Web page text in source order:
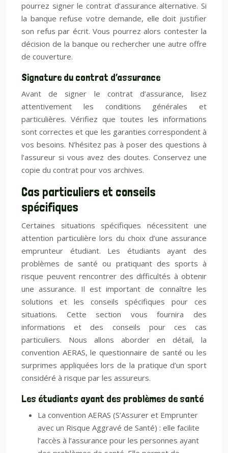
pourrez signer le contrat d’assurance alternative. Si
la banque refuse votre demande, elle doit justifier
son refus par écrit. Vous pourrez alors contester la
décision de la banque ou rechercher une autre offre
de couverture.
Signature du contrat d’assurance
Avant de signer le contrat d’assurance, lisez
attentivement les conditions générales et
particulières. Vérifiez que toutes les informations
sont correctes et que les garanties correspondent à
vos besoins. N’hésitez pas à poser des questions à
l’assureur si vous avez des doutes. Conservez une
copie du contrat pour vos archives.
Cas particuliers et conseils
spécifiques
Certaines situations spécifiques nécessitent une
attention particulière lors du choix d’une assurance
emprunteur étudiant. Les étudiants ayant des
problèmes de santé ou pratiquant des sports à
risque peuvent rencontrer des difficultés à obtenir
une assurance. Il est important de connaître les
solutions et les conseils spécifiques pour ces
situations. Cette section vous fournira des
informations et des conseils pour ces cas
particuliers. Nous allons aborder en détail, la
convention AERAS, le questionnaire de santé ou les
surprimes appliquées lors de la pratique d’un sport
considéré à risque par les assureurs.
Les étudiants ayant des problèmes de santé
La convention AERAS (S’Assurer et Emprunter
avec un Risque Aggravé de Santé) : elle facilite
l’accès à l’assurance pour les personnes ayant